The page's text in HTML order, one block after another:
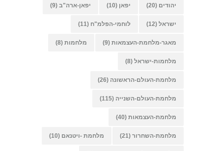
יהודים (20) יפאן (10) יפאן-ארה"ב (9)
ישראל (12) לוחמי-הפלמ"ח (11)
מאגר-מלחמת-העצמאות (9) מלחמות (8)
מלחמות-ישראל (8)
מלחמת-העולם-הראשונה (26)
מלחמת-העולם-השנייה (115)
מלחמת-העצמאות (40)
מלחמת-השחרור (21) מלחמת -ויטנאם (10)